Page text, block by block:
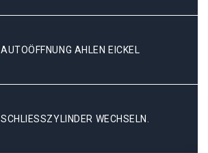
AUTOÖFFNUNG AHLEN EICKEL
SCHLIESSZYLINDER WECHSELN.